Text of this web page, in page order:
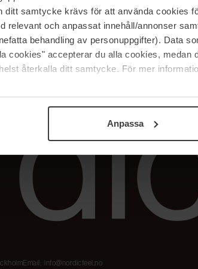
ditt samtycke krävs för att använda cookies
relevant och anpassat innehåll/annonser
behandling av personuppgifter). Data
cookies" accepterar du alla cookies, medan
återkalla ditt samtycke. För mer
Anpassa
The Beauty Edit
Jobb hos oss
Samarbeidspartner
Email: info@nordicfeel.no